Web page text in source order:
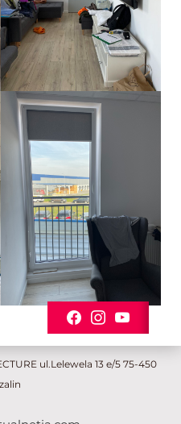
ul.Lelewela 13 e/5 75-450